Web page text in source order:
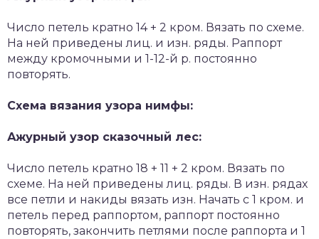
Число петель кратно 14 + 2 кром. Вязать по схеме.
На ней приведены лиц. и изн. ряды. Раппорт
между кромочными и 1-12-й р. постоянно
повторять.
Схема вязания узора нимфы:
Ажурный узор сказочный лес:
Число петель кратно 18 + 11 + 2 кром. Вязать по
схеме. На ней приведены лиц. ряды. В изн. рядах
все петли и накиды вязать изн. Начать с 1 кром. и
петель перед раппортом, раппорт постоянно
повторять, закончить петлями после раппорта и 1